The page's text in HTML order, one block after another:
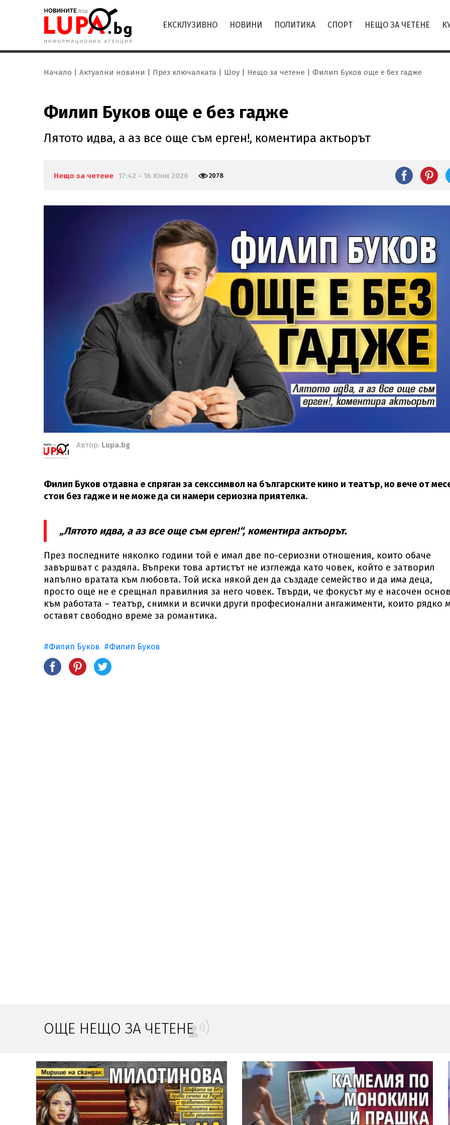
ЕКСКЛУЗИВНО НОВИНИ ПОЛИТИКА СПОРТ НЕЩО ЗА ЧЕТЕНЕ
Начало Актуални новини През ключалката Шоу Нещо за четене Филип Буков още е без гадже
Филип Буков още е без гадже
Лятото идва, а аз все още съм ерген!, коментира актьорът
Нещо за четене 17:42 - 16 Юни 2026 2078
Автор: Lupa.bg
Филип Буков отдавна е спряган за секссимвол на българските кино и театър, но вече от
стои без гадже и не може да си намери сериозна приятелка.
„Лятото идва, а аз все още съм ерген!“, коментира актьорът.
През последните няколко години той е имал две по-сериозни отношения, които обаче
завършват с раздяла. Въпреки това артистът не изглежда като човек, който е затворил
напълно вратата към любовта. Той иска някой ден да създаде семейство и да има деца,
просто още не е срещнал правилния за него човек. Твърди, че фокусът му е насочен
към работата – театър, снимки и всички други професионални ангажименти, които рядко
оставят свободно време за романтика.
#Филип Буков #Филип Буков
ОЩЕ НЕЩО ЗА ЧЕТЕНЕ